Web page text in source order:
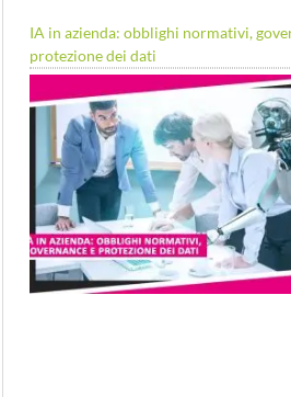
IA in azienda: obblighi normativi,
protezione dei dati